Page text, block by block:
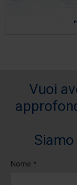
Vuoi
Nome *